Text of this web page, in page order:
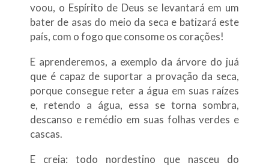
voou, o Espírito de Deus se levantará em um
bater de asas do meio da seca e batizará este
país, com o fogo que consome os corações!
E aprenderemos, a exemplo da árvore do juá
que é capaz de suportar a provação da seca,
porque consegue reter a água em suas raízes
e, retendo a água, essa se torna sombra,
descanso e remédio em suas folhas verdes e
cascas.
E creia: todo nordestino que nasceu do